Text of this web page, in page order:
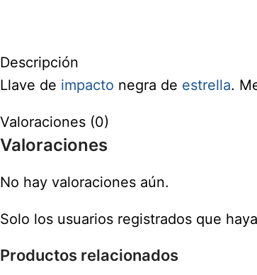
Descripción
Llave de impacto negra de estrella.
Valoraciones (0)
Valoraciones
No hay valoraciones aún.
Solo los usuarios registrados que
Productos relacionados